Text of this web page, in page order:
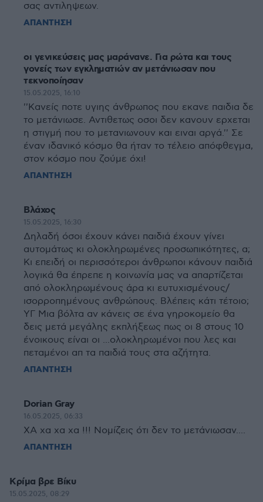
σας αντιληψεων.
ΑΠΑΝΤΗΣΗ
οι γενικεύσεις μας μαράνανε. Για ρώτα και τους
γονείς των εγκληματιών αν μετάνιωσαν που
τεκνοποίησαν
15.05.2025, 16:10
''Κανείς ποτε υγιης άνθρωπος που εκανε παιδια δε
το μετάνιωσε. Αντιθετως οσοι δεν κανουν ερχεται
η στιγμή που το μετανιωνουν και ειναι αργά.'' Σε
έναν ιδανικό κόσμο θα ήταν το τέλειο απόφθεγμα,
στον κόσμο που ζούμε όχι!
ΑΠΑΝΤΗΣΗ
Βλάχος
15.05.2025, 16:30
Δηλαδή όσοι έχουν κάνει παιδιά έχουν γίνει
αυτομάτως κι ολοκληρωμένες προσωπικότητες, α;
Κι επειδή οι περισσότεροι άνθρωποι κάνουν παιδιά
λογικά θα έπρεπε η κοινωνία μας να απαρτίζεται
από ολοκληρωμένους άρα κι ευτυχισμένους/
ισορροπημένους ανθρώπους. Βλέπεις κάτι τέτοιο;
ΥΓ Μια βόλτα αν κάνεις σε ένα γηροκομείο θα
δεις μετά μεγάλης εκπλήξεως πως οι 8 στους 10
ένοικους είναι οι ...ολοκληρωμένοι που λες και
πεταμένοι απ τα παιδιά τους στα αζήτητα.
ΑΠΑΝΤΗΣΗ
Dorian Gray
16.05.2025, 06:33
ΧΑ χα χα χα !!! Νομίζεις ότι δεν το μετάνιωσαν....
ΑΠΑΝΤΗΣΗ
Κρίμα βρε Βίκυ
15.05.2025, 08:29